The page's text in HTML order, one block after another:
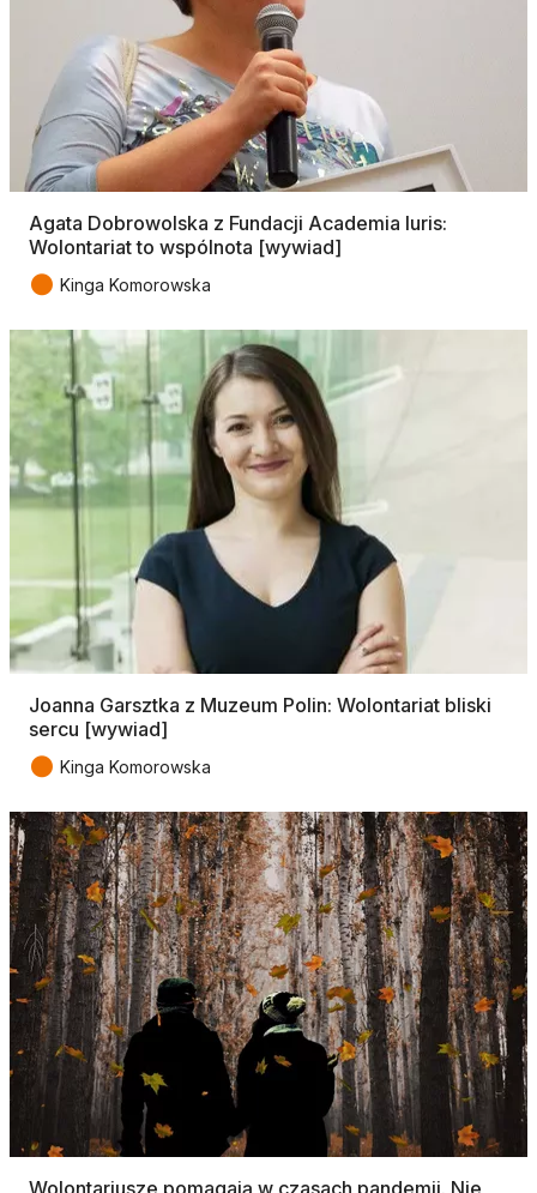
Agata Dobrowolska z Fundacji Academia Iuris:
Wolontariat to wspólnota [wywiad]
● Kinga Komorowska
Joanna Garsztka z Muzeum Polin: Wolontariat bliski
sercu [wywiad]
● Kinga Komorowska
Wolontariusze pomagają w czasach pandemii. Nie